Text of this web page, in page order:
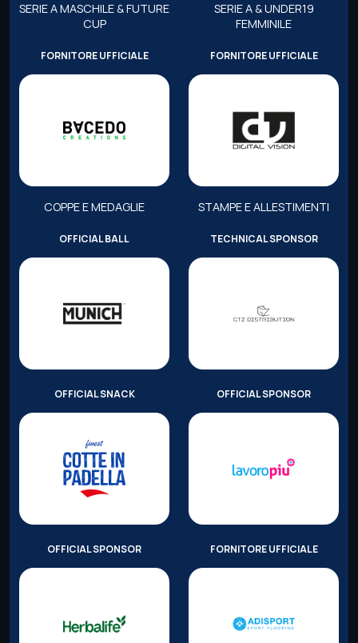
SERIE A MASCHILE & FUTURE
CUP
SERIE A & UNDER19
FEMMINILE
FORNITORE UFFICIALE
COPPE E MEDAGLIE
FORNITORE UFFICIALE
STAMPE E ALLESTIMENTI
OFFICIAL BALL TECHNICAL SPONSOR
OFFICIAL SNACK OFFICIAL SPONSOR
OFFICIAL SPONSOR FORNITORE UFFICIALE